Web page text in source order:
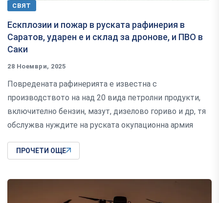
СВЯТ
Ескплозии и пожар в руската рафинерия в
Саратов, ударен е и склад за дронове, и ПВО в
Саки
28 Ноември, 2025
Повредената рафинерията е известна с
производството на над 20 вида петролни продукти,
включително бензин, мазут, дизелово гориво и др, тя
обслужва нуждите на руската окупационна армия
ПРОЧЕТИ ОЩЕ